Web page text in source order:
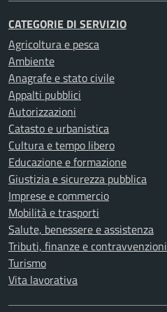
CATEGORIE DI SERVIZIO
Agricoltura e pesca
Ambiente
Anagrafe e stato civile
Appalti pubblici
Autorizzazioni
Catasto e urbanistica
Cultura e tempo libero
Educazione e formazione
Giustizia e sicurezza pubblica
Imprese e commercio
Mobilità e trasporti
Salute, benessere e assistenza
Tributi, finanze e contravvenzioni
Turismo
Vita lavorativa